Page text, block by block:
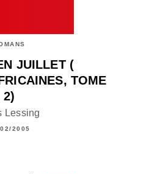
JUILLET (
TOME
2)
Lessing
2005